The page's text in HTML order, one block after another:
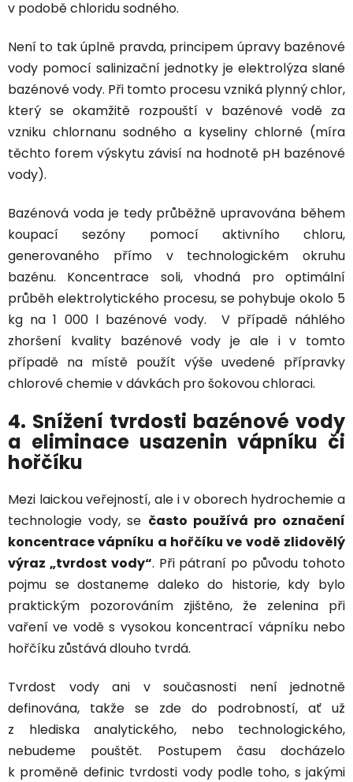
v podobě chloridu sodného.
Není to tak úplně pravda, principem úpravy bazénové
vody pomocí salinizační jednotky je elektrolýza slané
bazénové vody. Při tomto procesu vzniká plynný chlor,
který se okamžitě rozpouští v bazénové vodě za
vzniku chlornanu sodného a kyseliny chlorné (míra
těchto forem výskytu závisí na hodnotě pH bazénové
vody).
Bazénová voda je tedy průběžně upravována během
koupací sezóny pomocí aktivního chloru,
generovaného přímo v technologickém okruhu
bazénu. Koncentrace soli, vhodná pro optimální
průběh elektrolytického procesu, se pohybujeokolo 5
kg na 1 000 l bazénové vody. V případě náhlého
zhoršení kvality bazénové vody je ale i v tomto
případě na místě použít výše uvedené přípravky
chlorové chemie v dávkách pro šokovou chloraci.
4. Snížení tvrdosti bazénové vody
a eliminace usazenin vápníku či
hořčíku
Mezi laickou veřejností, ale i v oborech hydrochemie a
technologie vody, se často používá pro označení
koncentrace vápníku a hořčíku ve vodě zlidovělý
výraz „tvrdost vody“. Při pátraní po původu tohoto
pojmu se dostaneme daleko do historie, kdy bylo
praktickým pozorováním zjištěno, že zelenina při
vaření ve vodě s vysokou koncentrací vápníku nebo
hořčíku zůstává dlouho tvrdá.
Tvrdost vody ani v současnosti není jednotně
definována, takže se zde do podrobností, ať už
z hlediska analytického, nebo technologického,
nebudeme pouštět. Postupem času docházelo
k proměně definic tvrdosti vody podle toho, s jakými